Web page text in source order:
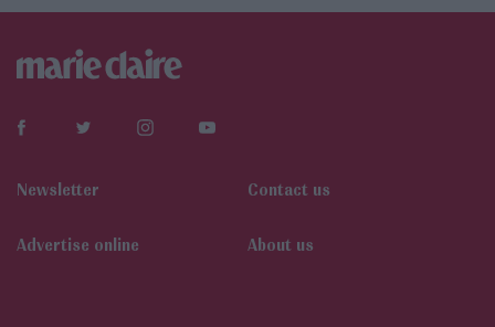
Newsletter Contact us
Αdvertise online About us